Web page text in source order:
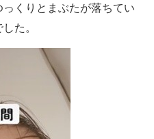
くりとまぶたが落ちてい
た。